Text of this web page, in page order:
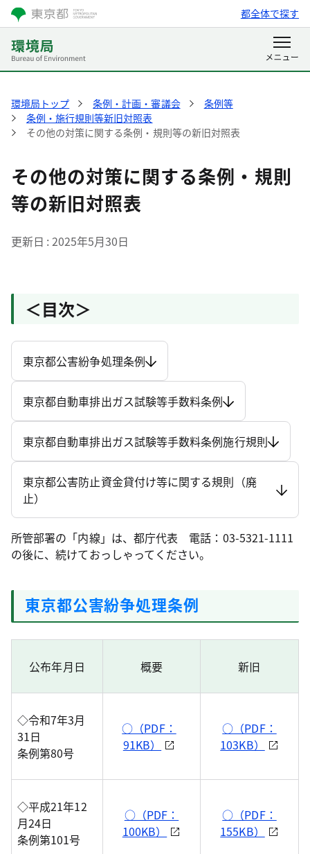
都全体で探す
環境局トップ 条例・計画・審議会
条例等
条例・施行規則等新旧対照表
その他の対策に関する条例・規則等の新旧対照表
その他の対策に関する条例・規則
等の新旧対照表
更新日 2025年5月30日
＜目次＞
東京都公害紛争処理条例
東京都自動車排出ガス試験等手数料条例
東京都自動車排出ガス試験等手数料条例施行規則
東京都公害防止資金貸付け等に関する規則（廃
止）
所管部署の「内線」は、都庁代表 電話：03-5321-1111
の後に、続けておっしゃってください。
東京都公害紛争処理条例
公布年月日 概要 新旧
◇令和7年3月
31日
条例第80号
○（PDF：
91KB）
○（PDF：
103KB）
◇平成21年12
月24日
条例第101号
○（PDF：
100KB）
○（PDF：
155KB）